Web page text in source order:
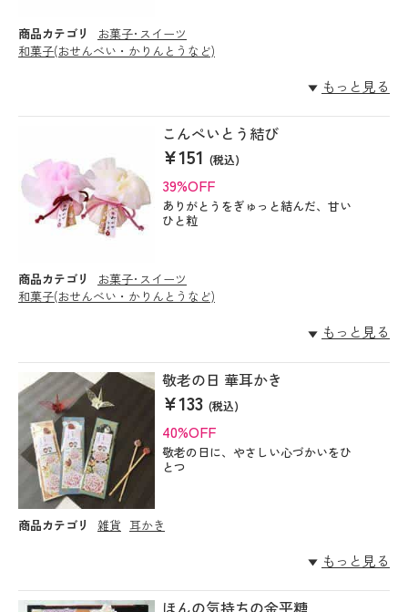
商品カテゴリ
お菓子･スイーツ
和菓子(おせんべい・かりんとうなど)
もっと見る
こんぺいとう結び
¥151(税込)
39%OFF
ありがとうをぎゅっと結んだ、甘い
ひと粒
商品カテゴリ
お菓子･スイーツ
和菓子(おせんべい・かりんとうなど)
もっと見る
敬老の日 華耳かき
¥133(税込)
40%OFF
敬老の日に、やさしい心づかいをひ
とつ
商品カテゴリ 雑貨 耳かき
もっと見る
ほんの気持ちの金平糖